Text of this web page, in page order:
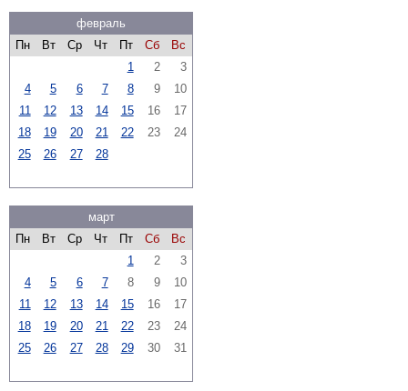
февраль
Пн
Вт Ср Чт Пт Сб
Вс
1
2
3
4
5 6 7 8 9
10
11
12 13 14 15 16
17
18
19 20 21 22 23
24
25
26 27 28
март
Пн
Вт Ср Чт Пт Сб
Вс
1
2
3
4
5 6 7 8 9
10
11
12 13 14 15 16
17
18
19 20 21 22 23
24
25
26 27 28 29 30 31